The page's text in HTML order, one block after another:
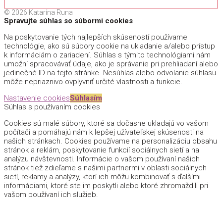
© 2026 Katarína Runa
Spravujte súhlas so súbormi cookies
Na poskytovanie tých najlepších skúseností používame
technológie, ako sú súbory cookie na ukladanie a/alebo prístup
k informáciám o zariadení. Súhlas s týmito technológiami nám
umožní spracovávať údaje, ako je správanie pri prehliadaní alebo
jedinečné ID na tejto stránke. Nesúhlas alebo odvolanie súhlasu
môže nepriaznivo ovplyvniť určité vlastnosti a funkcie.
Nastavenie cookiesSúhlasím
Súhlas s používaním cookies
Cookies sú malé súbory, ktoré sa dočasne ukladajú vo vašom
počítači a pomáhajú nám k lepšej užívateľskej skúsenosti na
našich stránkach. Cookies používame na personalizáciu obsahu
stránok a reklám, poskytovanie funkcií sociálnych sietí a na
analýzu návštevnosti. Informácie o vašom používaní našich
stránok tiež zdieľame s našimi partnermi v oblasti sociálnych
sietí, reklamy a analýzy, ktorí ich môžu kombinovať s ďalšími
informáciami, ktoré ste im poskytli alebo ktoré zhromaždili pri
vašom používaní ich služieb.